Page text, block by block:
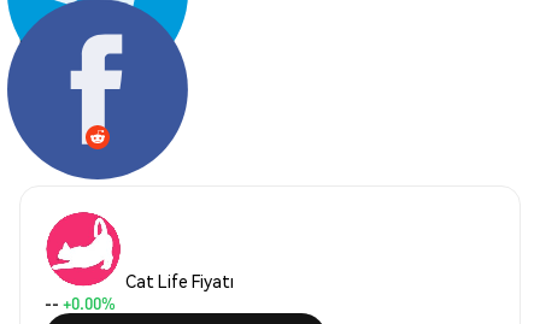
Paylaş:
Cat Life Fiyatı
-- +0.00%